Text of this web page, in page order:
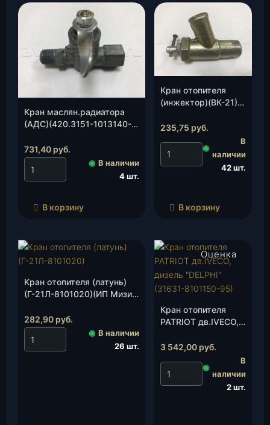
Кран маслян.радиатора
(АДС)(420.3151-1013140-
731,40 руб.
◉ В наличии
4 шт.
В корзину
Кран отопителя
(инжектор)(ВК-21)
235,75 руб.
◉
В
наличии
42 шт.
В корзину
Кран отопителя (латунь)
(Г-21Л-8101020)(ИП Мизин
282,90 руб.
◉ В наличии
26 шт.
Кран отопителя
PATRIOT дв.IVECO,
(3163-10-8101150-
Оценка
4.00из 5
3 542,00 руб.
◉
В
наличии
2 шт.